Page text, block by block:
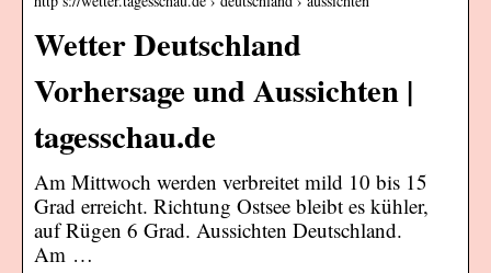
Wetter Deutschland
Vorhersage und Aussichten |
tagesschau.de
Am Mittwoch werden verbreitet mild 10 bis 15
Grad erreicht. Richtung Ostsee bleibt es kühler,
auf Rügen 6 Grad. Aussichten Deutschland.
Am …